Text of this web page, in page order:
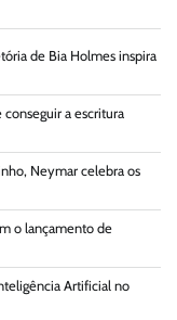
de Bia Holmes inspira
a escritura
Neymar celebra os
o lançamento de
Artificial no